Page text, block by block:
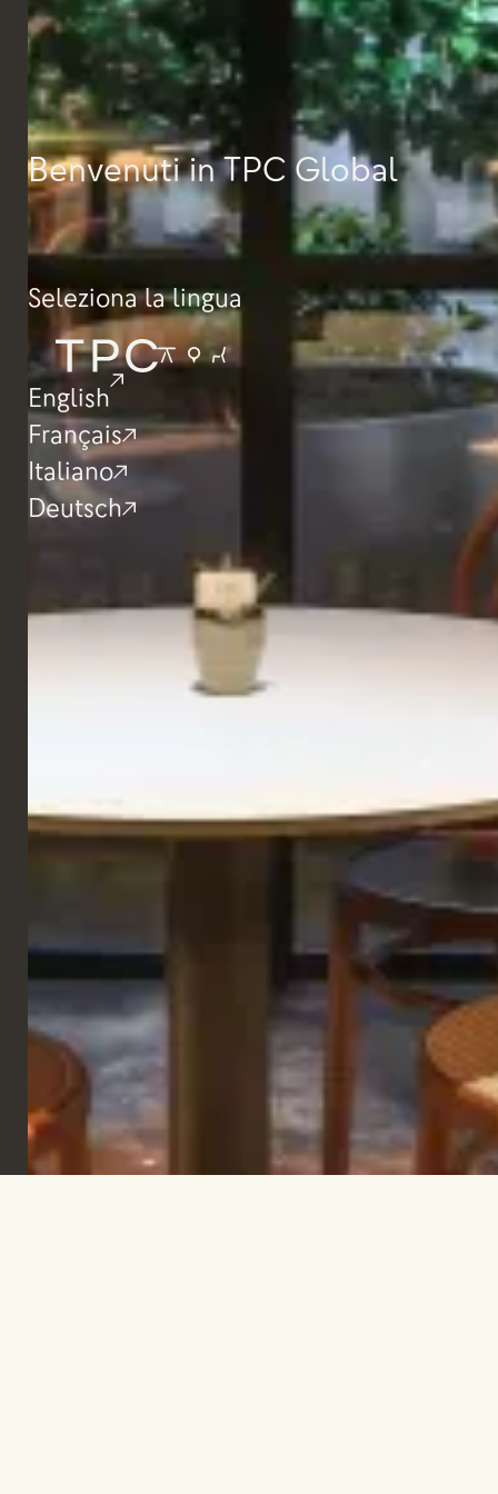
Benvenuti in TPC Global
Seleziona la lingua
English
Français
Italiano
Deutsch